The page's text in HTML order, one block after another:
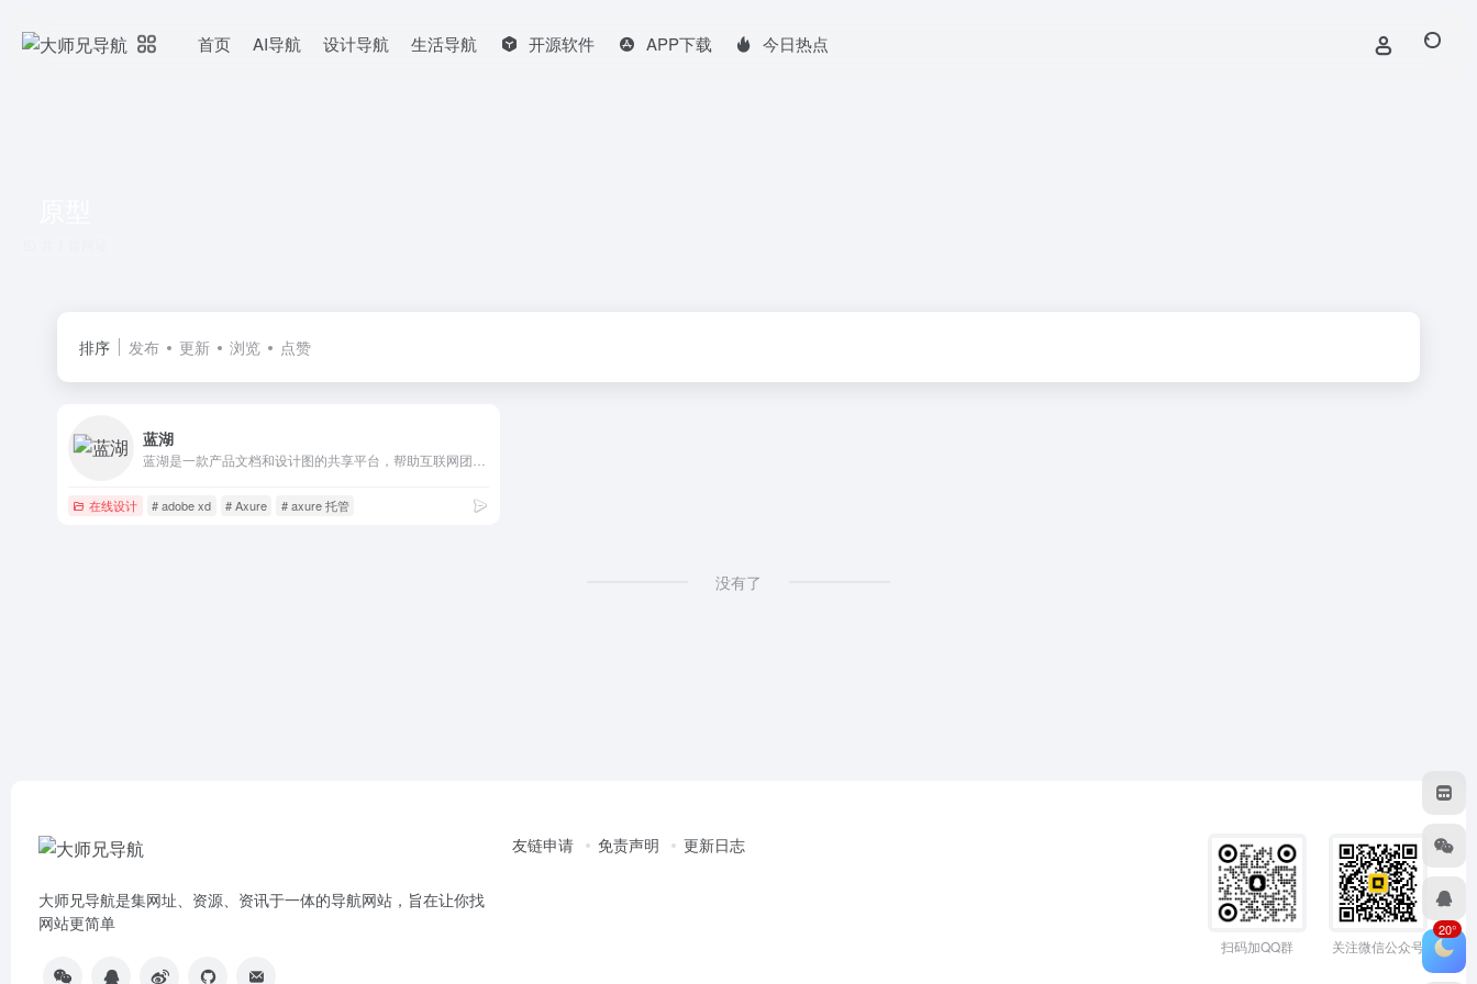
首页 AI导航 设计导航 生活导航 开源软件 APP下载 今日热点
排序 发布 更新 浏览 点赞
蓝湖
在线设计 # adobe xd # Axure # axure 托管
没有了
大师兄导航是集网址、资源、资讯于一体的导航网站，旨在让你找
网站更简单
友链申请 免责声明 更新日志
扫码加QQ群 关注微信公众号
20°